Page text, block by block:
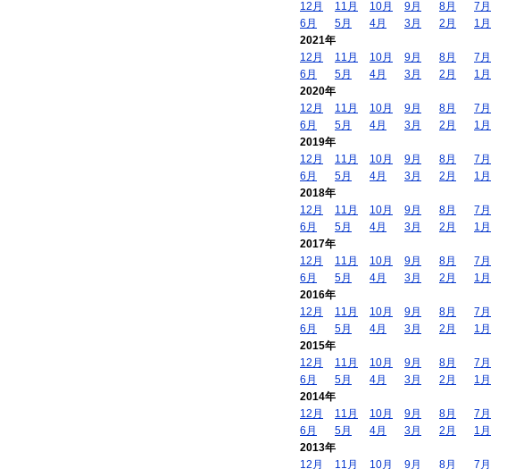
12月
11月 10月 9月 8月
7月
6月
5月 4月 3月 2月
1月
2021年
12月
11月 10月 9月 8月
7月
6月
5月 4月 3月 2月
1月
2020年
12月
11月 10月 9月 8月
7月
6月
5月 4月 3月 2月
1月
2019年
12月
11月 10月 9月 8月
7月
6月
5月 4月 3月 2月
1月
2018年
12月
11月 10月 9月 8月
7月
6月
5月 4月 3月 2月
1月
2017年
12月
11月 10月 9月 8月
7月
6月
5月 4月 3月 2月
1月
2016年
12月
11月 10月 9月 8月
7月
6月
5月 4月 3月 2月
1月
2015年
12月
11月 10月 9月 8月
7月
6月
5月 4月 3月 2月
1月
2014年
12月
11月 10月 9月 8月
7月
6月
5月 4月 3月 2月
1月
2013年
12月
11月 10月 9月 8月 7月